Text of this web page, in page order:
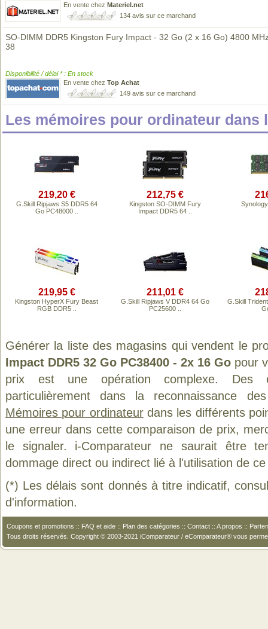
En vente chez Materiel.net
134 avis sur ce marchand
SO-DIMM DDR5 Kingston Fury Impact - 32 Go (2 x 16 Go) 4800
38
Disponibilité / délai * : En stock
En vente chez Top Achat
149 avis sur ce marchand
Les mémoires pour ordinateur dans
219,20 €
G.Skill Ripjaws S5 DDR5 64
Go PC48000 ..
212,75 €
Kingston SO-DIMM Fury
Impact DDR5 64 ..
219,95 €
Kingston HyperX Fury Beast
RGB DDR5 ..
211,01 €
G.Skill Ripjaws V DDR4 64 Go
PC25600 ..
G.Skill
Générer la liste des magasins qui vendent le
Impact DDR5 32 Go PC38400 - 2x 16 Go pour
prix est une opération complexe. Des
particulièrement dans la reconnaissance
Mémoires pour ordinateurdans les différents
une erreur dans cette comparaison de prix,
le signaler. i-Comparateur ne saurait être
dommage direct ou indirect lié à l'utilisation de
(*) Les délais sont donnés à titre indicatif,
d'information.
Coupons et promotions :: FAQ et aide :: Plan des catégories :: Contact :: A propos ::
Tous droits réservés. Copyright © 2003-2021 iComparateur / eComparateur® vous